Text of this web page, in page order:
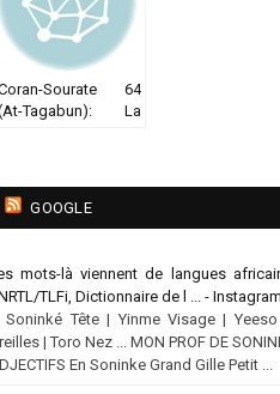
Sourate 64
Tagabun): La
GOOGLE
mots-là viennent de langues
TLFi, Dictionnaire de l ... - Instagram
Soninké Tête | Yinme Visage |
| Toro Nez ... MON PROF DE
En Soninke Grand Gille Petit ...